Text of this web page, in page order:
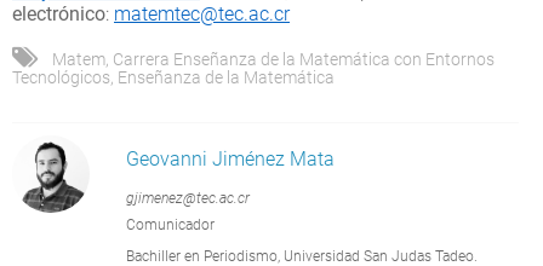
electrónico: matemtec@tec.ac.cr
Matem Carrera Enseñanza de la Matemática con Entornos
Tecnológicos Enseñanza de la Matemática
Geovanni Jiménez Mata
gjimenez@tec.ac.cr
Comunicador
Bachiller en Periodismo, Universidad San Judas Tadeo.